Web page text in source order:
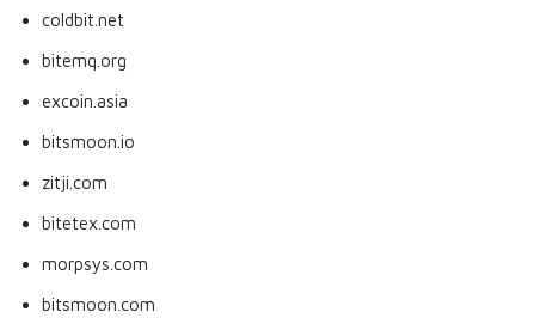
coldbit.net
bitemq.org
excoin.asia
bitsmoon.io
zitji.com
bitetex.com
morpsys.com
bitsmoon.com